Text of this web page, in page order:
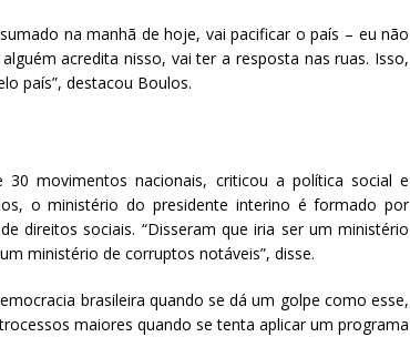
na manhã de hoje, vai pacificar o país – eu não
acredita nisso, vai ter a resposta nas ruas. Isso,
país”, destacou Boulos.
movimentos nacionais, criticou a política social e
o ministério do presidente interino é formado por
direitos sociais. “Disseram que iria ser um ministério
ministério de corruptos notáveis”, disse.
brasileira quando se dá um golpe como esse,
maiores quando se tenta aplicar um programa